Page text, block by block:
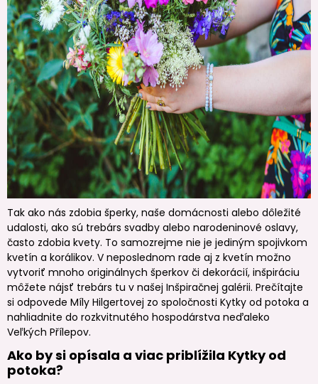
Tak ako nás zdobia šperky, naše domácnosti alebo dôležité
udalosti, ako sú trebárs svadby alebo narodeninové oslavy,
často zdobia kvety. To samozrejme nie je jediným spojivkom
kvetín a korálikov. V neposlednom rade aj z kvetín možno
vytvoriť mnoho originálnych šperkov či dekorácií, inšpiráciu
môžete nájsť trebárs tu v našej Inšpiračnej galérii. Prečítajte
si odpovede Míly Hilgertovej zo spoločnosti Kytky od potoka a
nahliadnite do rozkvitnutého hospodárstva neďaleko
Veľkých Přílepov.
Ako by si opísala a viac priblížila Kytky od
potoka?